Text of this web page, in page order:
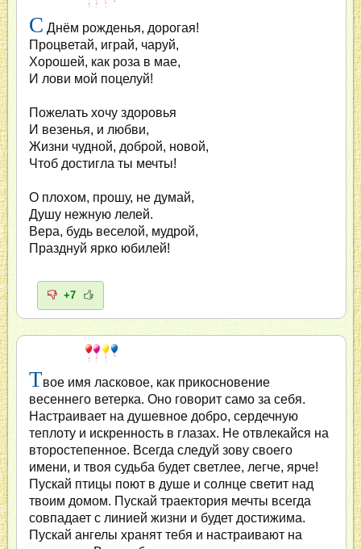
С Днём рожденья, дорогая!
Процветай, играй, чаруй,
Хорошей, как роза в мае,
И лови мой поцелуй!
Пожелать хочу здоровья
И везенья, и любви,
Жизни чудной, доброй, новой,
Чтоб достигла ты мечты!
О плохом, прошу, не думай,
Душу нежную лелей.
Вера, будь веселой, мудрой,
Празднуй ярко юбилей!
+7
Твое имя ласковое, как прикосновение
весеннего ветерка. Оно говорит само за себя.
Настраивает на душевное добро, сердечную
теплоту и искренность в глазах. Не отвлекайся на
второстепенное. Всегда следуй зову своего
имени, и твоя судьба будет светлее, легче, ярче!
Пускай птицы поют в душе и солнце светит над
твоим домом. Пускай траектория мечты всегда
совпадает с линией жизни и будет достижима.
Пускай ангелы хранят тебя и настраивают на